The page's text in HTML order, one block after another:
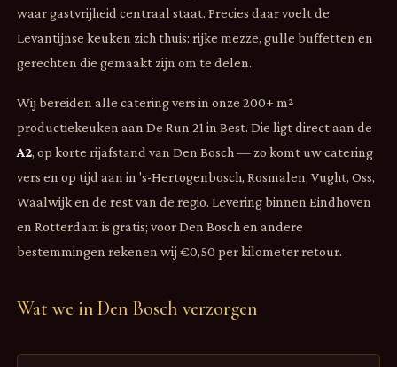
waar gastvrijheid centraal staat. Precies daar voelt de
Levantijnse keuken zich thuis: rijke mezze, gulle buffetten en
gerechten die gemaakt zijn om te delen.
Wij bereiden alle catering vers in onze 200+ m²
productiekeuken aan De Run 21 in Best. Die ligt direct aan de
A2, op korte rijafstand van Den Bosch — zo komt uw catering
vers en op tijd aan in 's-Hertogenbosch, Rosmalen, Vught, Oss,
Waalwijk en de rest van de regio. Levering binnen Eindhoven
en Rotterdam is gratis; voor Den Bosch en andere
bestemmingen rekenen wij €0,50 per kilometer retour.
Wat we in Den Bosch verzorgen